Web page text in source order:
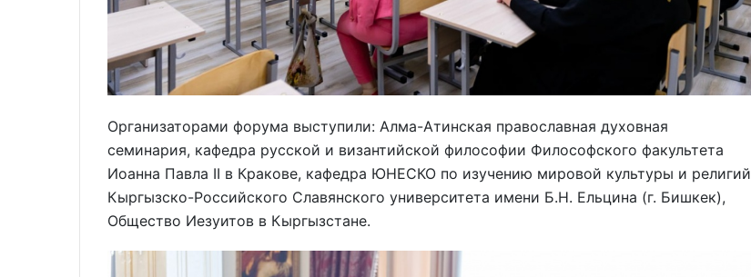
Организаторами форума выступили: Алма-Атинская православная духовная
семинария, кафедра русской и византийской философии Философского факультета
Иоанна Павла II в Кракове, кафедра ЮНЕСКО по изучению мировой культуры и религий
Кыргызско-Российского Славянского университета имени Б.Н. Ельцина (г. Бишкек),
Общество Иезуитов в Кыргызстане.